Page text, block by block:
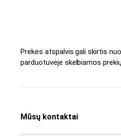
Prekės atspalvis gali skirtis
parduotuvėje skelbiamos
Mūsų kontaktai